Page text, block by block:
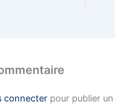
connecter pour publier